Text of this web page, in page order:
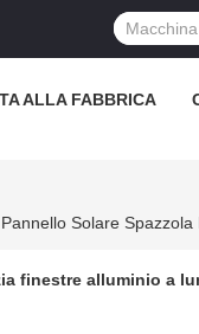
ALLA FABBRICA
Solare
finestre alluminio a